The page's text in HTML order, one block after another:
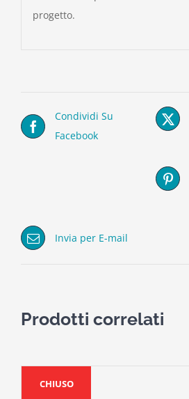
progetto.
Condividi Su
Facebook
Invia per E-mail
Prodotti correlati
CHIUSO